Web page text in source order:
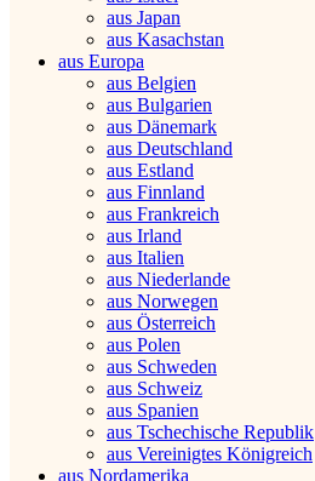
aus Japan
aus Kasachstan
aus Europa
aus Belgien
aus Bulgarien
aus Dänemark
aus Deutschland
aus Estland
aus Finnland
aus Frankreich
aus Irland
aus Italien
aus Niederlande
aus Norwegen
aus Österreich
aus Polen
aus Schweden
aus Schweiz
aus Spanien
aus Tschechische Republik
aus Vereinigtes Königreich
aus Nordamerika